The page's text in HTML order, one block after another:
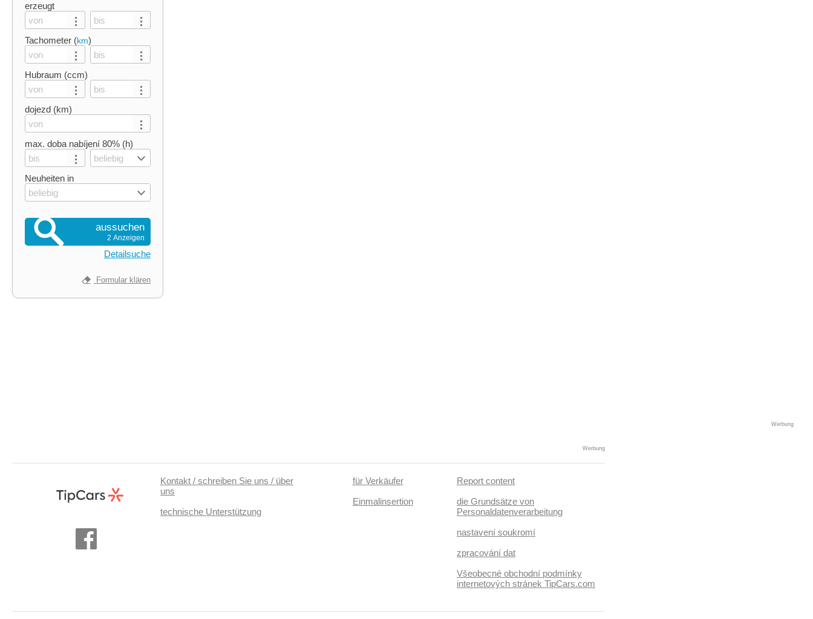
erzeugt
Tachometer (km)
Hubraum (ccm)
dojezd (km)
max. doba nabíjení 80% (h)
beliebig
Neuheiten in
beliebig
aussuchen
2 Anzeigen
Detailsuche
Formular klären
Werbung
Werbung
Kontakt / schreiben Sie uns / über
uns
technische Unterstützung
für Verkäufer
Einmalinsertion
Report content
die Grundsätze von
Personaldatenverarbeitung
nastavení soukromí
zpracování dat
Všeobecné obchodní podmínky
internetových stránek TipCars.com